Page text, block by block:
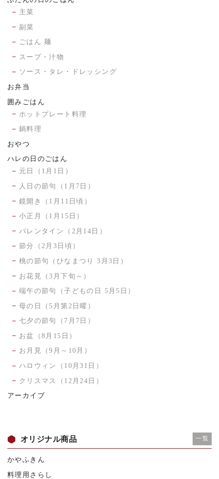
主菜
副菜
ごはん 麺
スープ・汁物
ソース・タレ・ドレッシング
お弁当
囲みごはん
ホットプレート料理
鍋料理
おやつ
ハレの日のごはん
元日（1月1日）
人日の節句（1月7日）
鏡開き（1月11日頃）
小正月（1月15日）
バレンタイン（2月14日）
節分（2月3日頃）
桃の節句（ひなまつり 3月3日）
お花見（3月下旬～）
端午の節句（子どもの日 5月5日）
母の日（5月第2日曜）
七夕の節句（7月7日）
お盆（8月15日）
お月見（9月～10月）
ハロウィン（10月31日）
クリスマス（12月24日）
アーカイブ
オリジナル商品 一覧
かやふきん
料理用さらし